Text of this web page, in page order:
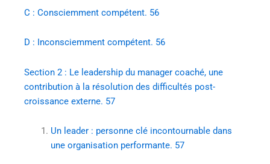
C : Consciemment compétent. 56
D : Inconsciemment compétent. 56
Section 2 : Le leadership du manager coaché, une
contribution à la résolution des difficultés post-
croissance externe. 57
Un leader : personne clé incontournable dans
une organisation performante. 57